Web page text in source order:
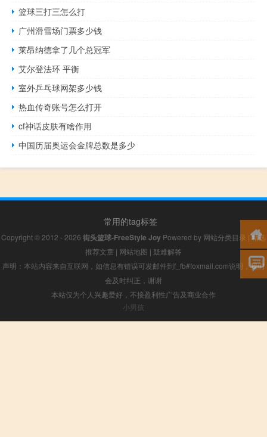
篮球三打三怎么打
广州滑雪场门票多少钱
莱昂纳德拿了几个总冠军
艾尔登法环 平衡
室外乒乓球网架多少钱
热血传奇账号怎么打开
cf神话皮肤有啥作用
中国历届奥运会金牌总数是多少
常用的tag标签
Copyright © 2012 - 2026 街头篮球-FreeStyle Joy Powered by 网站分类目录 |精选
推荐文章 | 网站地图 | 疑难解答
声明：本站内容来自互联网，如信息有错误可发邮件到f_fb#foxmail.com说明，我们
会及时纠正，谢谢
本站仅为个人兴趣爱好，不接盈利性广告及商业合作
小男孩